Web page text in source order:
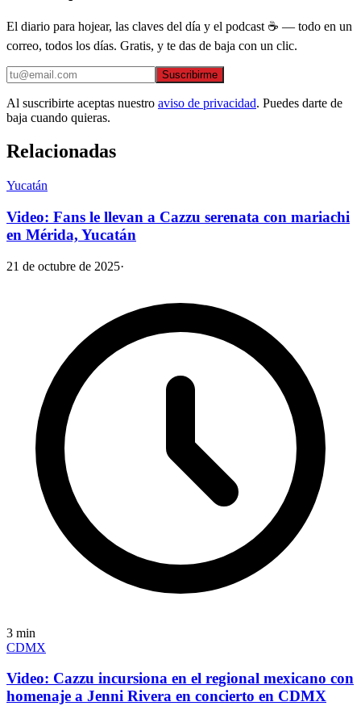
El diario para hojear, las claves del día y el podcast ☕ — todo en un
correo, todos los días. Gratis, y te das de baja con un clic.
Suscribirme
Al suscribirte aceptas nuestro aviso de privacidad. Puedes darte de
baja cuando quieras.
Relacionadas
Yucatán
Video: Fans le llevan a Cazzu serenata con mariachi
en Mérida, Yucatán
21 de octubre de 2025·
3 min
CDMX
Video: Cazzu incursiona en el regional mexicano con
homenaje a Jenni Rivera en concierto en CDMX